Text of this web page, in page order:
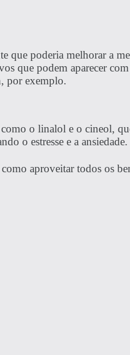
que poderia melhorar a
que podem aparecer
por exemplo.
o linalol e o cineol,
o estresse e a ansiedade.
aproveitar todos os